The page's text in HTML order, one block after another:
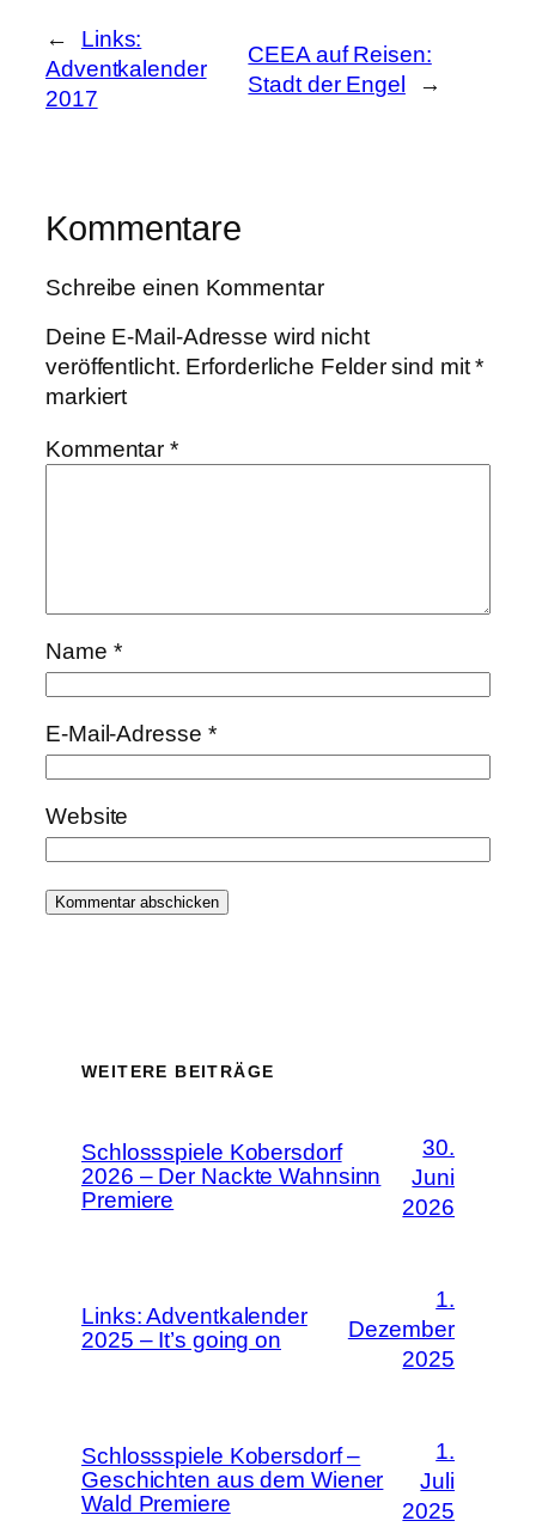
←
Links:
Adventkalender
2017
CEEA auf Reisen:
Stadt der Engel
→
Kommentare
Schreibe einen Kommentar
Deine E-Mail-Adresse wird nicht
veröffentlicht. Erforderliche Felder sind mit*
markiert
Kommentar*
Name *
E-Mail-Adresse *
Website
WEITERE BEITRÄGE
Schlossspiele Kobersdorf
2026 – Der Nackte Wahnsinn
Premiere
30.
Juni
2026
Links: Adventkalender
2025 – It’s going on
1.
Dezember
2025
Schlossspiele Kobersdorf –
Geschichten aus dem Wiener
Wald Premiere
1.
Juli
2025